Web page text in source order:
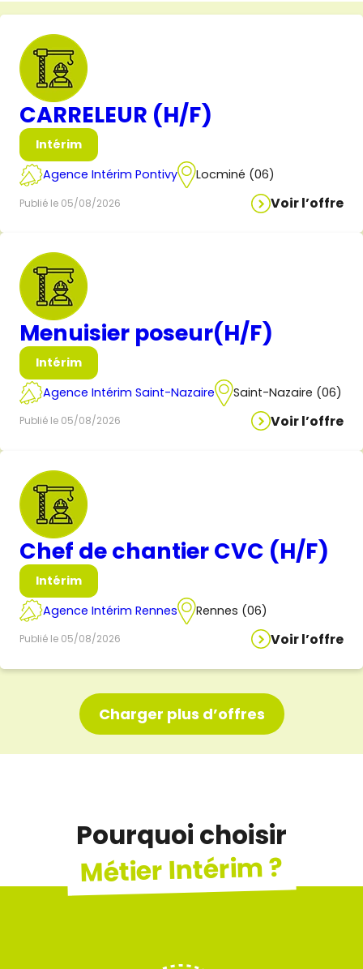
CARRELEUR (H/F)
Intérim
Agence Intérim Pontivy
Locminé (06)
Publié le 05/08/2026 Voir l’offre
Menuisier poseur(H/F)
Intérim
Agence Intérim Saint-Nazaire
Saint-Nazaire (06)
Publié le 05/08/2026 Voir l’offre
Chef de chantier CVC (H/F)
Intérim
Agence Intérim Rennes
Rennes (06)
Publié le 05/08/2026 Voir l’offre
Charger plus d’offres
Pourquoi choisir
Métier Intérim ?